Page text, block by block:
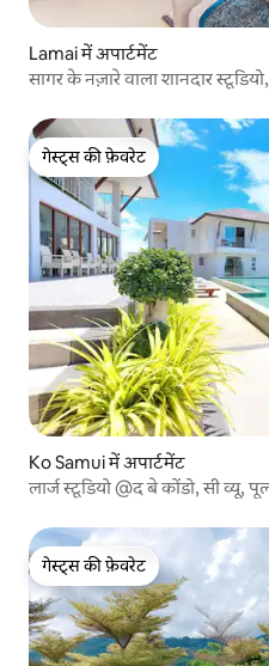
Lamai में अपार्टमेंट
सागर के नज़ारे वाला शानदार
गेस्ट्स की फ़ेवरेट
गेस्ट्स की फ़ेवरेट
Ko Samui में अपार्टमेंट
लार्ज स्टूडियो @द बे कोंडो, सी व्यू,
गेस्ट्स की फ़ेवरेट
गेस्ट्स की फ़ेवरेट